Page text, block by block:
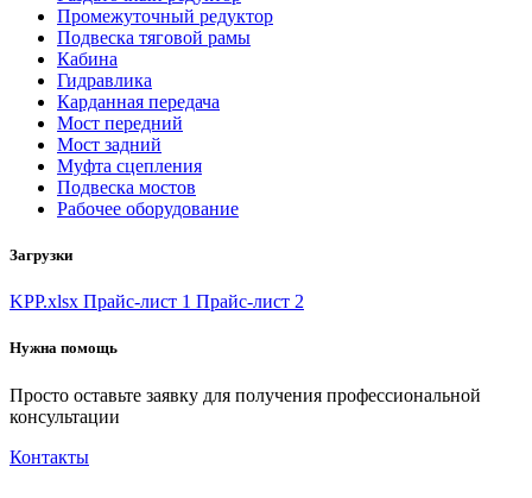
Промежуточный редуктор
Подвеска тяговой рамы
Кабина
Гидравлика
Карданная передача
Мост передний
Мост задний
Муфта сцепления
Подвеска мостов
Рабочее оборудование
Загрузки
KPP.xlsx Прайс-лист 1 Прайс-лист 2
Нужна помощь
Просто оставьте заявку для получения профессиональной
консультации
Контакты